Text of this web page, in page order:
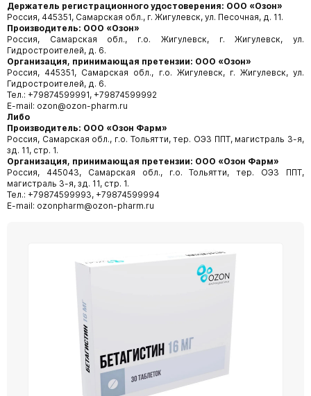
Держатель регистрационного удостоверения: ООО «Озон»
Россия, 445351, Самарская обл., г. Жигулевск, ул. Песочная, д. 11.
Производитель: ООО «Озон»
Россия, Самарская обл., г.о. Жигулевск, г. Жигулевск, ул.
Гидростроителей, д. 6.
Организация, принимающая претензии: ООО «Озон»
Россия, 445351, Самарская обл., г.о. Жигулевск, г. Жигулевск, ул.
Гидростроителей, д. 6.
Тел.: +79874599991, +79874599992
E-mail: ozon@ozon-pharm.ru
Либо
Производитель: ООО «Озон Фарм»
Россия, Самарская обл., г.о. Тольятти, тер. ОЭЗ ППТ, магистраль 3-я,
зд. 11, стр. 1.
Организация, принимающая претензии: ООО «Озон Фарм»
Россия, 445043, Самарская обл., г.о. Тольятти, тер. ОЭЗ ППТ,
магистраль 3-я, зд. 11, стр. 1.
Тел.: +79874599993, +79874599994
E-mail: ozonpharm@ozon-pharm.ru